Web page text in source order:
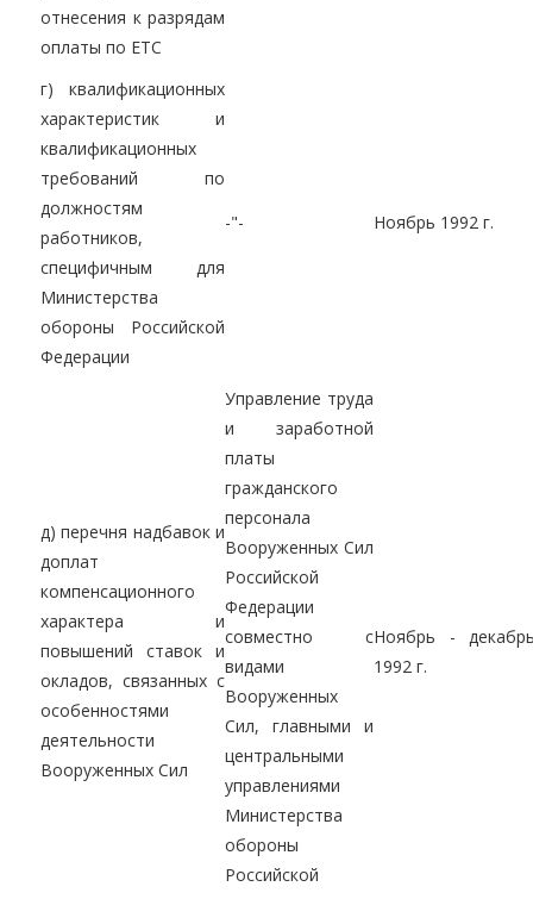
отнесения к разрядам
оплаты по ЕТС
г) квалификационных
характеристик и
квалификационных
требований по
должностям
работников,
специфичным для
Министерства
обороны Российской
Федерации
-"- Ноябрь 1992 г.
д) перечня надбавок и
доплат
компенсационного
характера и
повышений ставок и
окладов, связанных с
особенностями
деятельности
Вооруженных Сил
Управление труда
и заработной
платы
гражданского
персонала
Вооруженных Сил
Российской
Федерации
совместно с
видами
Вооруженных
Сил, главными и
центральными
управлениями
Министерства
обороны
Российской
Ноябрь -
1992 г.